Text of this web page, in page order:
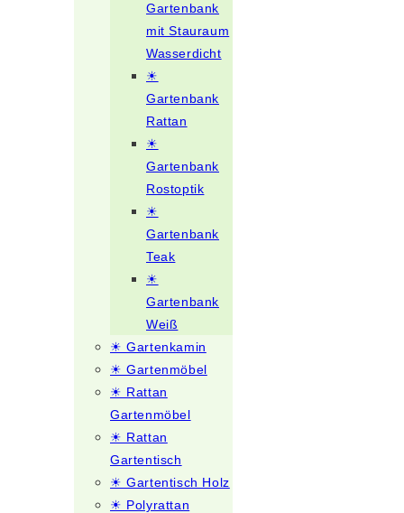
Gartenbank
mit Stauraum
Wasserdicht
☀
Gartenbank
Rattan
☀
Gartenbank
Rostoptik
☀
Gartenbank
Teak
☀
Gartenbank
Weiß
☀ Gartenkamin
☀ Gartenmöbel
☀ Rattan
Gartenmöbel
☀ Rattan
Gartentisch
☀ Gartentisch Holz
☀ Polyrattan